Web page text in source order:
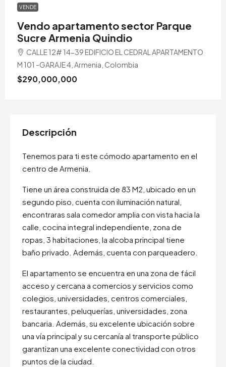
VENDE
Vendo apartamento sector Parque
Sucre Armenia Quindio
CALLE 12# 14-39 EDIFICIO EL CEDRAL APARTAMENTO
M 101 -GARAJE 4, Armenia, Colombia
$290,000,000
Descripción
Tenemos para ti este cómodo apartamento en el
centro de Armenia.
Tiene un área construida de 83 M2, ubicado en un
segundo piso, cuenta con iluminación natural,
encontraras sala comedor amplia con vista hacia la
calle, cocina integral independiente, zona de
ropas, 3 habitaciones, la alcoba principal tiene
baño privado. Además, cuenta con parqueadero.
El apartamento se encuentra en una zona de fácil
acceso y cercana a comercios y servicios como
colegios, universidades, centros comerciales,
restaurantes, peluquerías, universidades, zona
bancaria. Además, su excelente ubicación sobre
una vía principal y su cercanía al transporte público
garantizan una excelente conectividad con otros
puntos de la ciudad.